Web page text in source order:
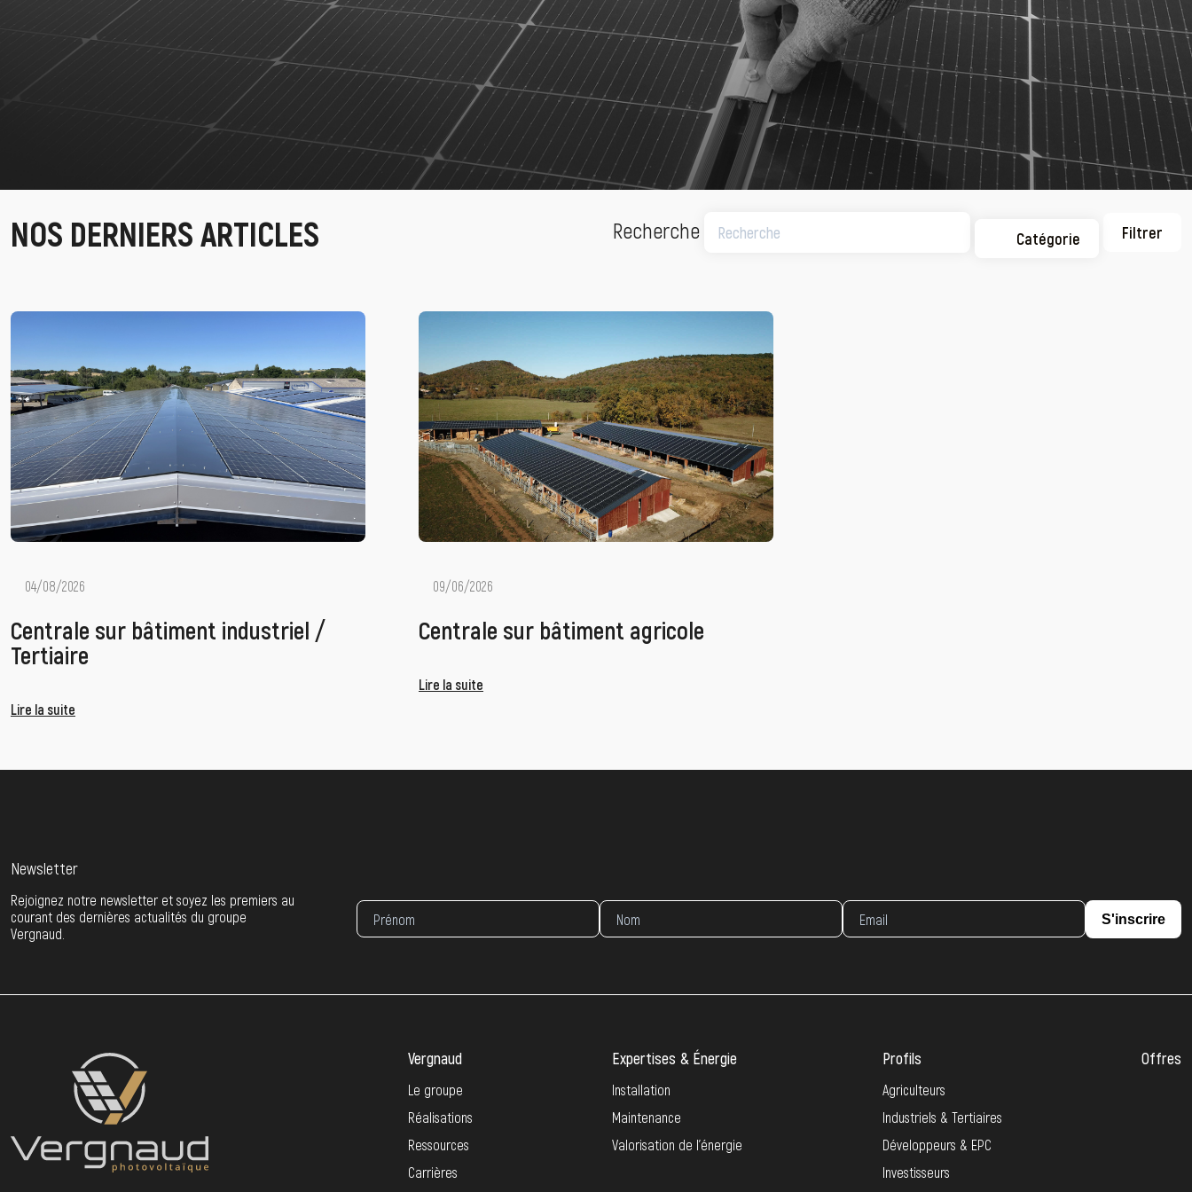
NOS DERNIERS ARTICLES Recherche Catégorie Filtrer
04/08/2026
Centrale sur bâtiment industriel /
Tertiaire
Lire la suite
09/06/2026
Centrale sur bâtiment agricole
Lire la suite
Newsletter
Rejoignez notre newsletter et soyez les premiers au
courant des dernières actualités du groupe
Vergnaud.
S'inscrire
Vergnaud
Le groupe
Réalisations
Ressources
Carrières
Expertises & Énergie
Installation
Maintenance
Valorisation de l’énergie
Profils
Agriculteurs
Industriels & Tertiaires
Développeurs & EPC
Investisseurs
Offres